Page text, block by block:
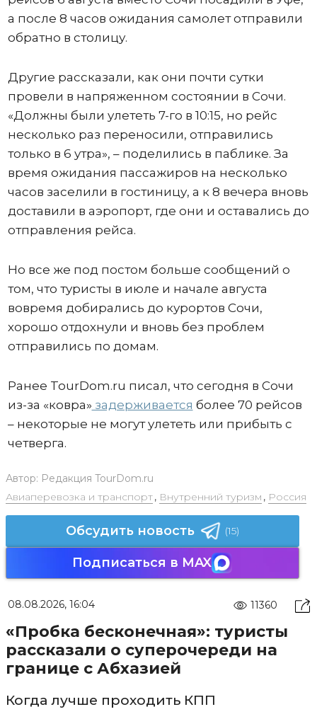
а после 8 часов ожидания самолет отправили
обратно в столицу.
Другие рассказали, как они почти сутки
провели в напряженном состоянии в Сочи.
«Должны были улететь 7-го в 10:15, но рейс
несколько раз переносили, отправились
только в 6 утра», – поделились в паблике. За
время ожидания пассажиров на несколько
часов заселили в гостиницу, а к 8 вечера вновь
доставили в аэропорт, где они и оставались до
отправления рейса.
Но все же под постом больше сообщений о
том, что туристы в июле и начале августа
вовремя добирались до курортов Сочи,
хорошо отдохнули и вновь без проблем
отправились по домам.
Ранее TourDom.ru писал, что сегодня в Сочи
из-за «ковра» задерживается более 70 рейсов
– некоторые не могут улететь или прибыть с
четверга.
Автор: Редакция TourDom.ru
Авиаперевозка и транспорт, Внутренний туризм , Россия
Обсудить новость (15)
Подписаться в MAX
08.08.2026, 16:04 11360
«Пробка бесконечная»: туристы
рассказали о суперочереди на
границе с Абхазией
Когда лучше проходить КПП